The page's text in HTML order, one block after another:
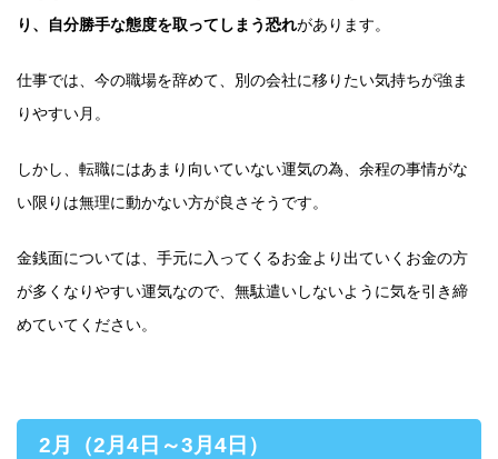
り、自分勝手な態度を取ってしまう恐れがあります。
仕事では、今の職場を辞めて、別の会社に移りたい気持ちが強ま
りやすい月。
しかし、転職にはあまり向いていない運気の為、余程の事情がな
い限りは無理に動かない方が良さそうです。
金銭面については、手元に入ってくるお金より出ていくお金の方
が多くなりやすい運気なので、無駄遣いしないように気を引き締
めていてください。
2月（2月4日～3月4日）